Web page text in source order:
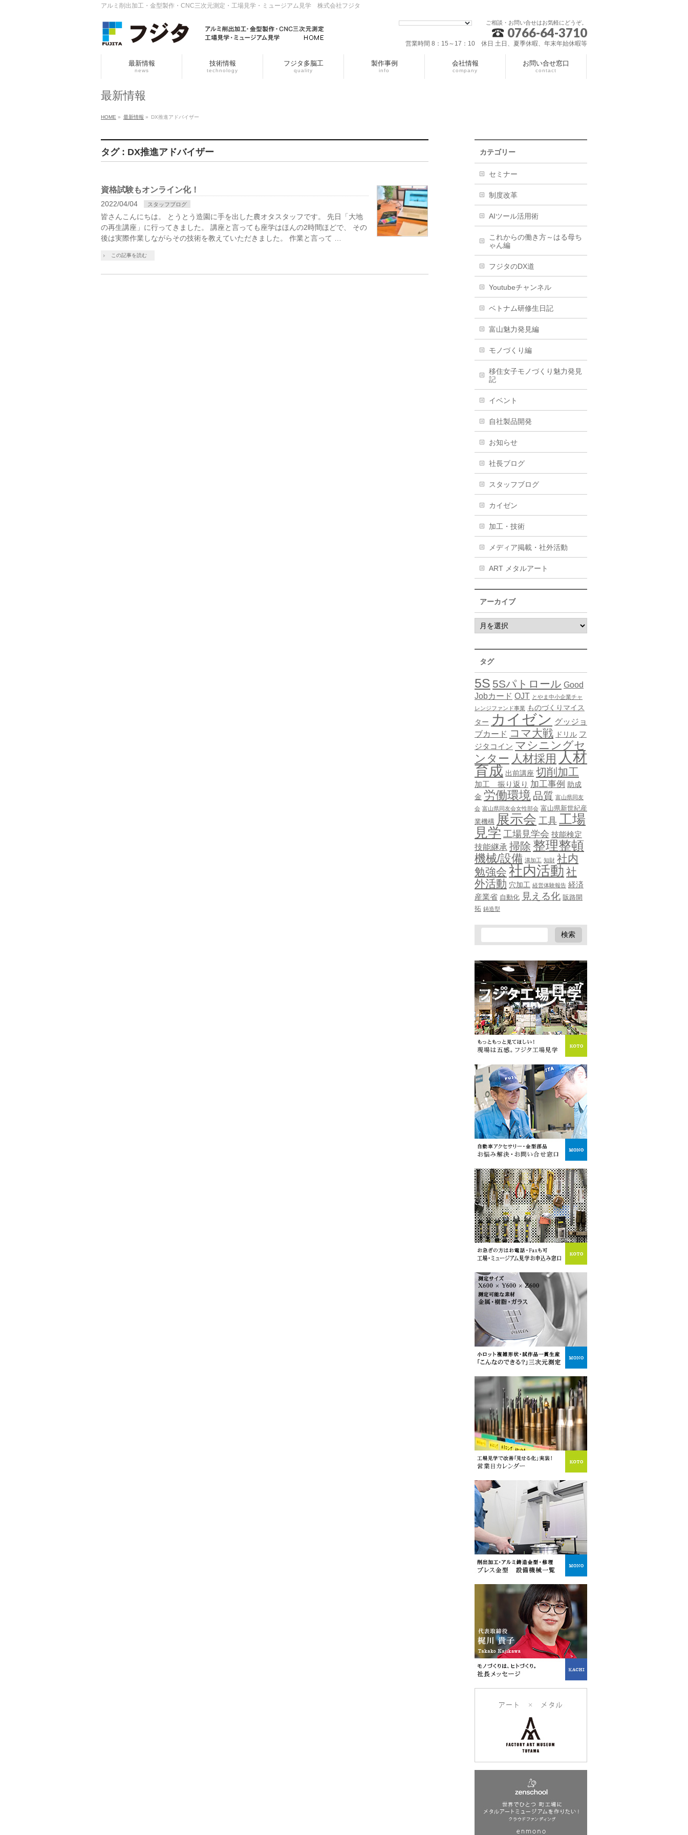
アルミ削出加工・金型製作・CNC三次元測定・工場見学・ミュージアム見学 株式会社フジタ
ご相談・お問い合せはお気軽にどうぞ。
0766-64-3710
営業時間 8：15～17：10 休日 土日、夏季休暇、年末年始休暇等
最新情報
news
技術情報
technology
フジタ多脳工
quality
製作事例
info
会社情報
company
お問い合せ窓口
contact
最新情報
HOME » 最新情報 » DX推進アドバイザー
タグ : DX推進アドバイザー
資格試験もオンライン化！
2022/04/04 スタッフブログ
皆さんこんにちは。 とうとう造園に手を出した農オタスタッフです。 先日「大地
の再生講座」に行ってきました。 講座と言っても座学はほんの2時間ほどで、 その
後は実際作業しながらその技術を教えていただきました。 作業と言って …
この記事を読む
カテゴリー
セミナー
制度改革
AIツール活用術
これからの働き方～はる母ち
ゃん編
フジタのDX道
Youtubeチャンネル
ベトナム研修生日記
富山魅力発見編
モノづくり編
移住女子モノづくり魅力発見
記
イベント
自社製品開発
お知らせ
社長ブログ
スタッフブログ
カイゼン
加工・技術
メディア掲載・社外活動
ART メタルアート
アーカイブ
タグ
5S 5Sパトロール Good
Jobカード OJT とやま中小企業チャ
レンジファンド事業 ものづくりマイス
ター カイゼン グッジョ
ブカード コマ大戦 ドリル フ
ジタコイン マシニングセ
ンター 人材採用 人材
育成 出前講座 切削加工
加工 振り返り 加工事例 助成
金 労働環境 品質 富山県同友
会 富山県同友会女性部会 富山県新世紀産
業機構 展示会 工具 工場
見学 工場見学会 技能検定
技能継承 掃除 整理整頓
機械/設備 溝加工 知財 社内
勉強会 社内活動 社
外活動 穴加工 経営体験報告 経済
産業省 自動化 見える化 販路開
拓 鋳造型